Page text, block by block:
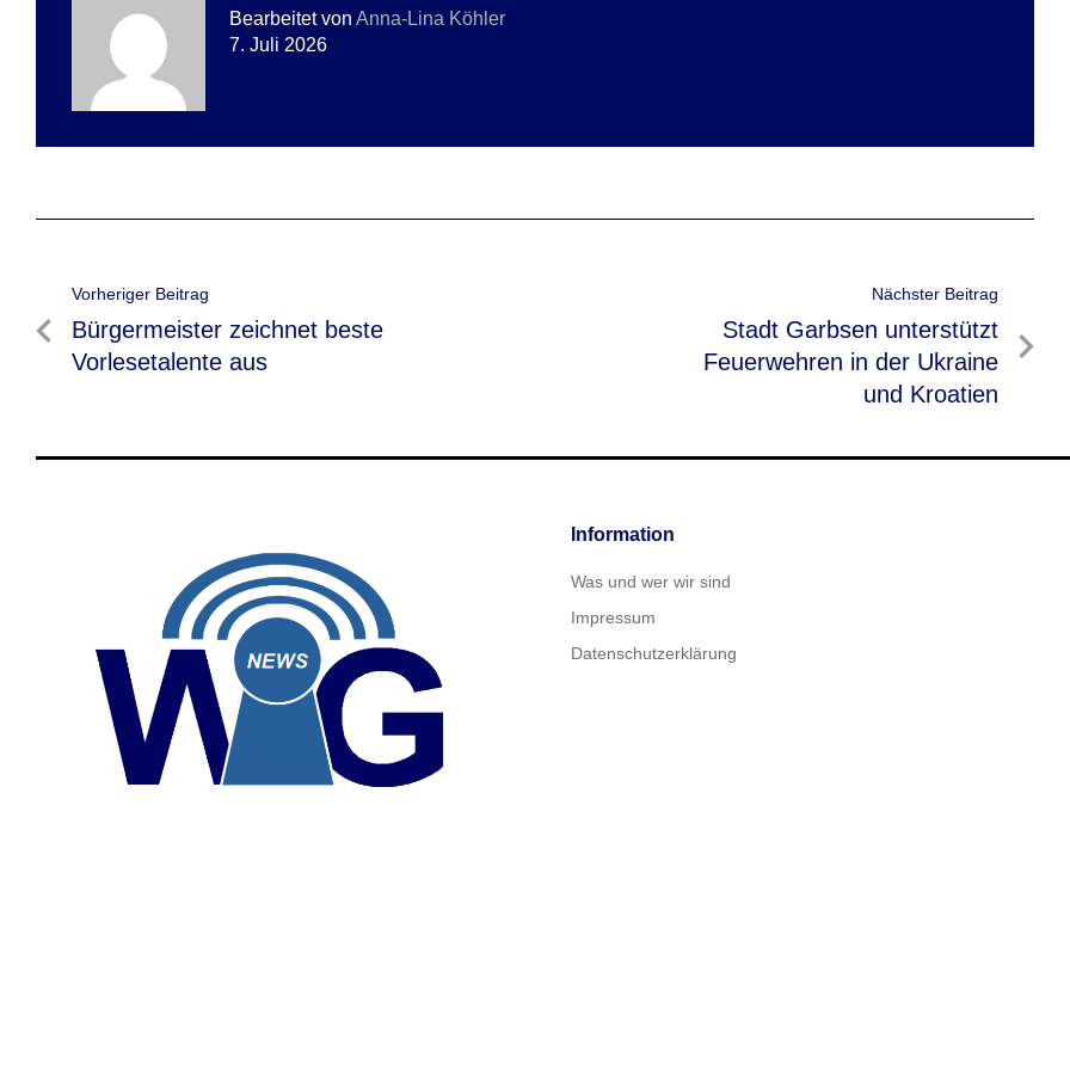
Bearbeitet von Anna-Lina Köhler
7. Juli 2026
Beitragsnavigation
Vorheriger Beitrag
Vorheriger
Beitrag
Bürgermeister zeichnet beste
Vorlesetalente aus
Nächster Beitrag
Nächster
Beitrag
Stadt Garbsen unterstützt
Feuerwehren in der Ukraine
und Kroatien
Information
Was und wer wir sind
Impressum
Datenschutzerklärung